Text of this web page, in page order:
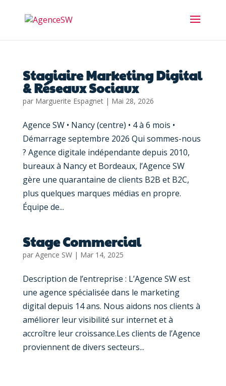
Stagiaire Marketing Digital
& Réseaux Sociaux
par Marguerite Espagnet| Mai 28, 2026
Agence SW • Nancy (centre) • 4 à 6 mois •
Démarrage septembre 2026 Qui sommes-nous
? Agence digitale indépendante depuis 2010,
bureaux à Nancy et Bordeaux, l’Agence SW
gère une quarantaine de clients B2B et B2C,
plus quelques marques médias en propre.
Équipe de...
Stage Commercial
par Agence SW| Mar 14, 2025
Description de l’entreprise : L’Agence SW est
une agence spécialisée dans le marketing
digital depuis 14 ans. Nous aidons nos clients à
améliorer leur visibilité sur internet et à
accroître leur croissance.Les clients de l’Agence
proviennent de divers secteurs...